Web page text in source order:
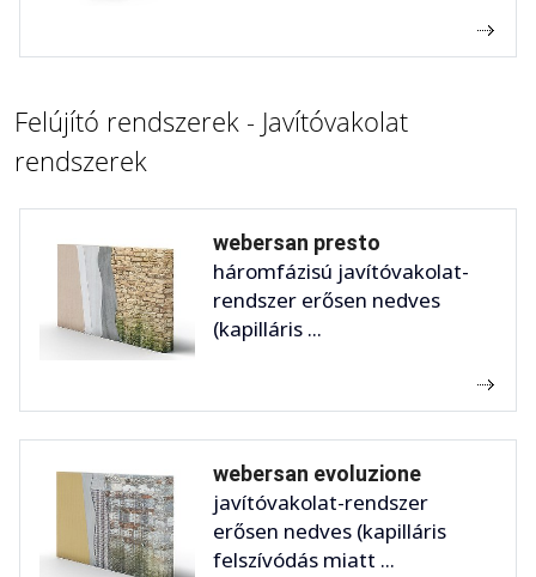
Felújító rendszerek - Javítóvakolat
rendszerek
webersan presto
háromfázisú javítóvakolat-
rendszer erősen nedves
(kapilláris ...
webersan evoluzione
javítóvakolat-rendszer
erősen nedves (kapilláris
felszívódás miatt ...